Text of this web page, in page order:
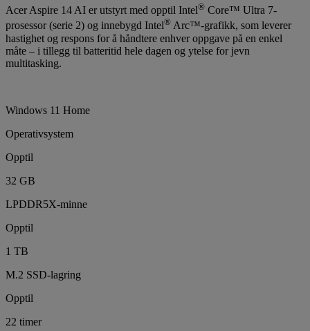
Acer Aspire 14 AI er utstyrt med opptil Intel® Core™ Ultra 7-
prosessor (serie 2) og innebygd Intel® Arc™-grafikk, som leverer
hastighet og respons for å håndtere enhver oppgave på en enkel
måte – i tillegg til batteritid hele dagen og ytelse for jevn
multitasking.
Windows 11 Home
Operativsystem
Opptil
32 GB
LPDDR5X-minne
Opptil
1 TB
M.2 SSD-lagring
Opptil
22 timer